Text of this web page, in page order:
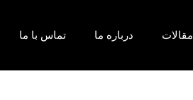
مقالات درباره ما تماس با ما